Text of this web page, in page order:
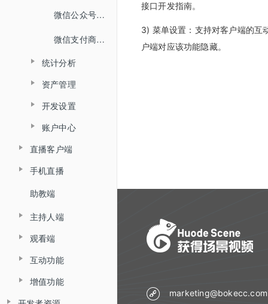
微信公众号配置
微信支付商户号配置
统计分析
直播统计
回放统计
资产管理
打赏收益
红包账户
提现账户设置
开发设置
API接口设置
回调设置
账户中心
消息中心
用量统计
直播客户端
直播客户端概述
文档模式
大屏模式
直播客户端 V6.0
手机直播
手机直播概述
iOS推流app
安卓推流app
微信直播
助教端
主持人端
主持人端概述
主持人客户端
主持人网页
观看端
观看PC页面
观看移动H5页面
互动功能
连麦
增值功能
接口开发指南。
3) 菜单设置：支持对客户端的互
户端对应该功能隐藏。
marketing@bokecc.com